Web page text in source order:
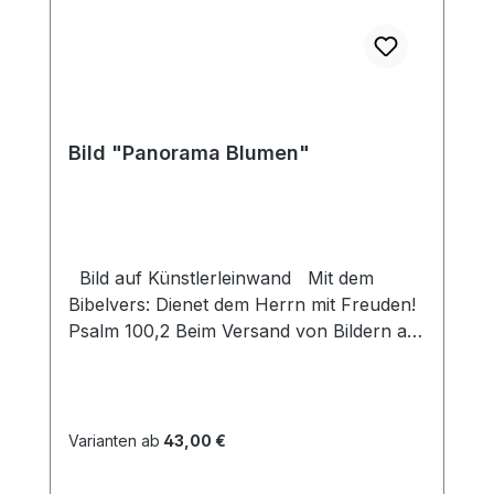
Bild "Panorama Blumen"
Bild auf Künstlerleinwand Mit dem
Bibelvers: Dienet dem Herrn mit Freuden!
Psalm 100,2 Beim Versand von Bildern ab
Höhe von 28,99€ berechnet. Für den
Varianten ab 43,00 €